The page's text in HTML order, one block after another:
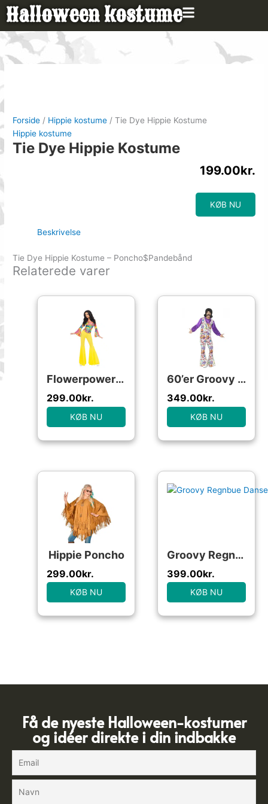
Gå
indholdet
Halloween kostume
Forside / Hippie kostume / Tie Dye Hippie Kostume
Hippie kostume
Tie Dye Hippie Kostume
199.00kr.
KØB NU
Beskrivelse
Tie Dye Hippie Kostume – Poncho$Pandebånd
Relaterede varer
Flowerpower Kostume
299.00kr.
KØB NU
60’er Groovy Hippie Kostume
349.00kr.
KØB NU
Hippie Poncho
299.00kr.
KØB NU
Groovy Regnbue Danser Kostume
399.00kr.
KØB NU
Få de nyeste Halloween-kostumer
og idéer direkte i din indbakke